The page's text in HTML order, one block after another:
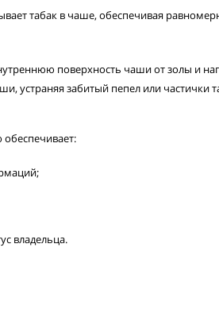
табак в чаше, обеспечивая
поверхность чаши от золы и
устраняя забитый пепел или частички
обеспечивает:
владельца.